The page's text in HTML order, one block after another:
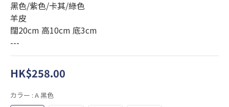
黑色/紫色/卡其/綠色
羊皮
闊20cm 高10cm 底3cm
---
HK$258.00
カラー : A 黑色